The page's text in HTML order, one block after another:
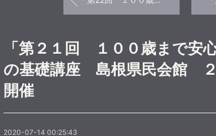
「第２１回 １００歳まで安
の基礎講座 島根県民会館 ２
開催
2020-07-14 00:25:43